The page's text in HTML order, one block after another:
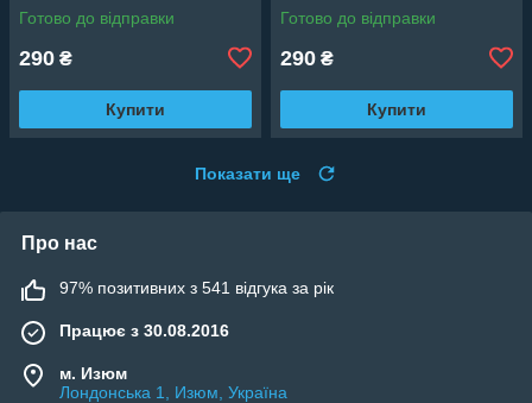
Готово до відправки
290 ₴
Купити
Готово до відправки
290 ₴
Купити
Показати ще
Про нас
97% позитивних з 541 відгука за рік
Працює з 30.08.2016
м. Изюм
Лондонська 1, Изюм, Україна